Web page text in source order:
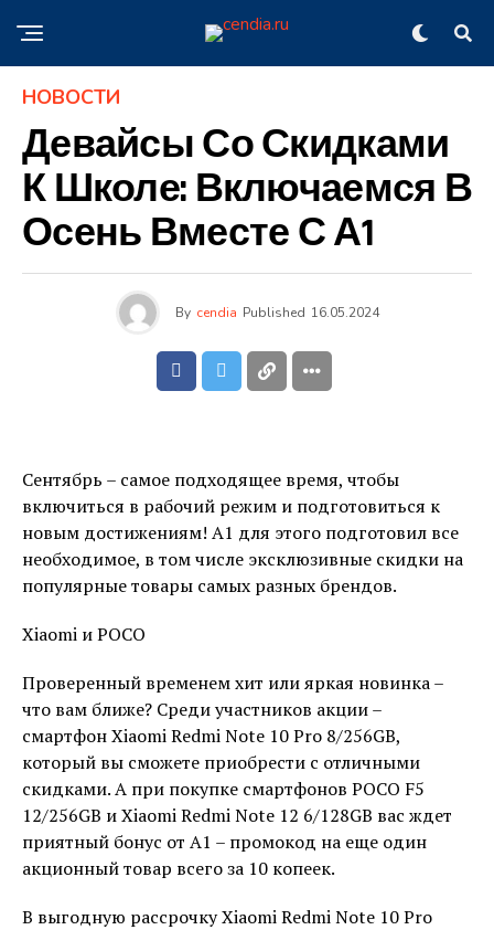
НОВОСТИ
Девайсы Со Скидками
К Школе: Включаемся В
Осень Вместе С А1
By cendia Published 16.05.2024
Сентябрь – самое подходящее время, чтобы
включиться в рабочий режим и подготовиться к
новым достижениям! А1 для этого подготовил все
необходимое, в том числе эксклюзивные скидки на
популярные товары самых разных брендов.
Xiaomi и POCO
Проверенный временем хит или яркая новинка –
что вам ближе? Среди участников акции –
смартфон Xiaomi Redmi Note 10 Pro 8/256GB,
который вы сможете приобрести с отличными
скидками. А при покупке смартфонов POCO F5
12/256GB и Xiaomi Redmi Note 12 6/128GB вас ждет
приятный бонус от А1 – промокод на еще один
акционный товар всего за 10 копеек.
В выгодную рассрочку Xiaomi Redmi Note 10 Pro